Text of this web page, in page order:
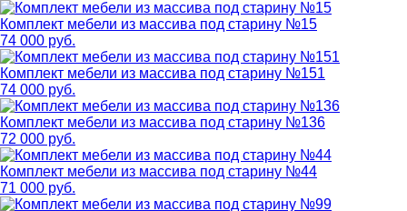
Комплект мебели из массива под старину №15
74 000 руб.
Комплект мебели из массива под старину №151
74 000 руб.
Комплект мебели из массива под старину №136
72 000 руб.
Комплект мебели из массива под старину №44
71 000 руб.